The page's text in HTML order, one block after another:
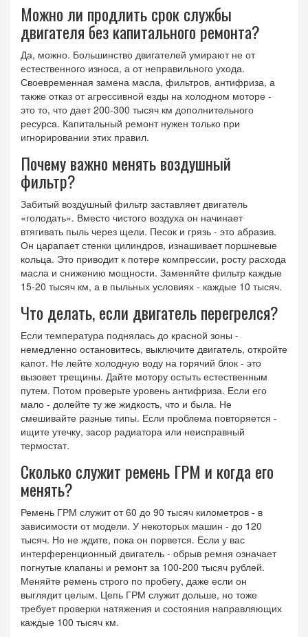
Можно ли продлить срок службы
двигателя без капитального ремонта?
Да, можно. Большинство двигателей умирают не от
естественного износа, а от неправильного ухода.
Своевременная замена масла, фильтров, антифриза, а
также отказ от агрессивной езды на холодном моторе -
это то, что дает 200-300 тысяч км дополнительного
ресурса. Капитальный ремонт нужен только при
игнорировании этих правил.
Почему важно менять воздушный
фильтр?
Забитый воздушный фильтр заставляет двигатель
«голодать». Вместо чистого воздуха он начинает
втягивать пыль через щели. Песок и грязь - это абразив.
Он царапает стенки цилиндров, изнашивает поршневые
кольца. Это приводит к потере компрессии, росту расхода
масла и снижению мощности. Заменяйте фильтр каждые
15-20 тысяч км, а в пыльных условиях - каждые 10 тысяч.
Что делать, если двигатель перегрелся?
Если температура поднялась до красной зоны -
немедленно остановитесь, выключите двигатель, откройте
капот. Не лейте холодную воду на горячий блок - это
вызовет трещины. Дайте мотору остыть естественным
путем. Потом проверьте уровень антифриза. Если его
мало - долейте ту же жидкость, что и была. Не
смешивайте разные типы. Если проблема повторяется -
ищите утечку, засор радиатора или неисправный
термостат.
Сколько служит ремень ГРМ и когда его
менять?
Ремень ГРМ служит от 60 до 90 тысяч километров - в
зависимости от модели. У некоторых машин - до 120
тысяч. Но не ждите, пока он порвется. Если у вас
интерференционный двигатель - обрыв ремня означает
погнутые клапаны и ремонт за 100-200 тысяч рублей.
Меняйте ремень строго по пробегу, даже если он
выглядит целым. Цепь ГРМ служит дольше, но тоже
требует проверки натяжения и состояния направляющих
каждые 100 тысяч км.